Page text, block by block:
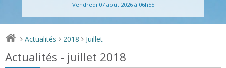
Vendredi 07 août 2026 à 06h55
> Actualités > 2018 > Juillet
Actualités - juillet 2018